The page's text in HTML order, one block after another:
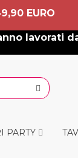
EURO
lavorati
PARTY